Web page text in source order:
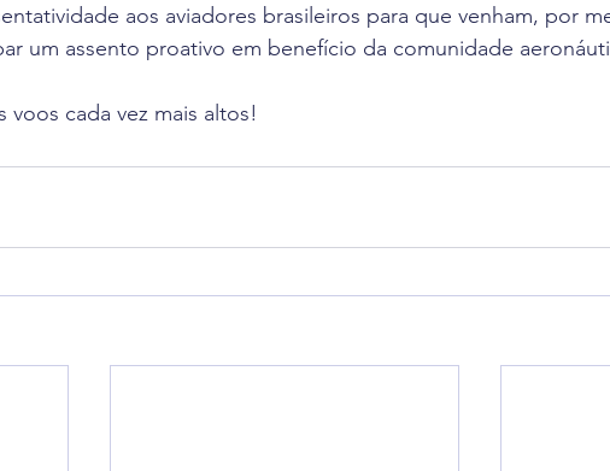
aos aviadores brasileiros para que venham, por
um assento proativo em benefício da comunidade
voos cada vez mais altos!